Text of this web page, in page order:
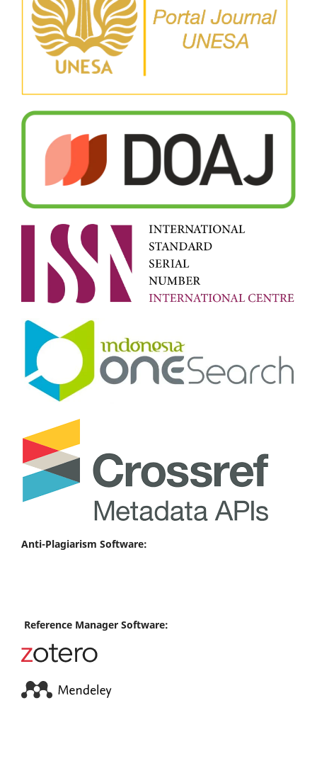
Anti-Plagiarism Software:
Reference Manager Software: